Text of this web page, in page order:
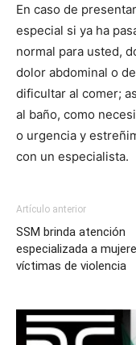
En caso de
especial si ya ha
normal para usted,
dolor abdominal o
dificultar al comer;
al baño, como
o urgencia y
con un especialista.
Artículo anterior
SSM brinda atención
especializada a
víctimas de violencia